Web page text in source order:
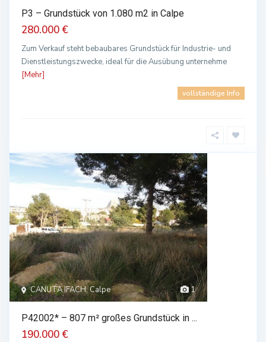
P3 – Grundstück von 1.080 m2 in Calpe
280.000 €
Zum Verkauf steht bebaubares Grundstück für Industrie- und
Dienstleistungszwecke, ideal für die Ausübung unternehme
[Mehr]
vollständige Info
1
CANUTA IFACH, Calpe
P42002* – 807 m² großes Grundstück in ...
190.000 €